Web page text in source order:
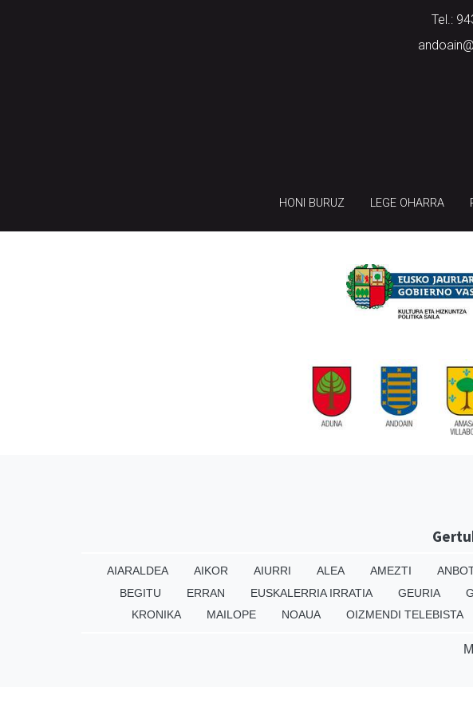
Tel.:
HONI BURUZ LEGE OHARRA
AIARALDEA AIKOR AIURRI ALEA AMEZTI
BEGITU
ERRAN EUSKALERRIA IRRATIA GEURIA
KRONIKA
MAILOPE NOAUA OIZMENDI TELEBISTA